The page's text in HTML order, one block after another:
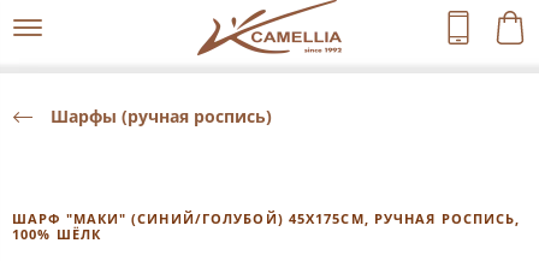
Шарфы (ручная роспись)
ШАРФ "МАКИ" (СИНИЙ/ГОЛУБОЙ) 45Х175СМ, РУЧНАЯ РОСПИСЬ,
100% ШЁЛК